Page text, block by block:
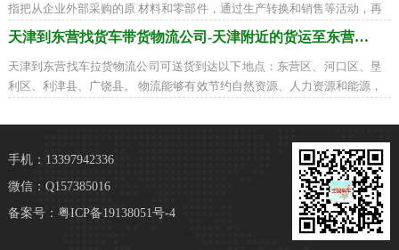
指把从企业外部采购的原 材料和零部件，通过生产转换和销售等活动，再
传递到零售商和用户的一个过程。传
天津到东营找货车带货物流公司-天津附近的货运至东营需要多少天
天津到东营找车拉货物流公司可送货到达以下地点：东营区、河口区、垦
利区、利津县、广饶县。 物流能够有效节约自然资源、人力资源和能源，
手机：13397942336
微信：Q157385016
备案号： 粤ICP备19138051号-4